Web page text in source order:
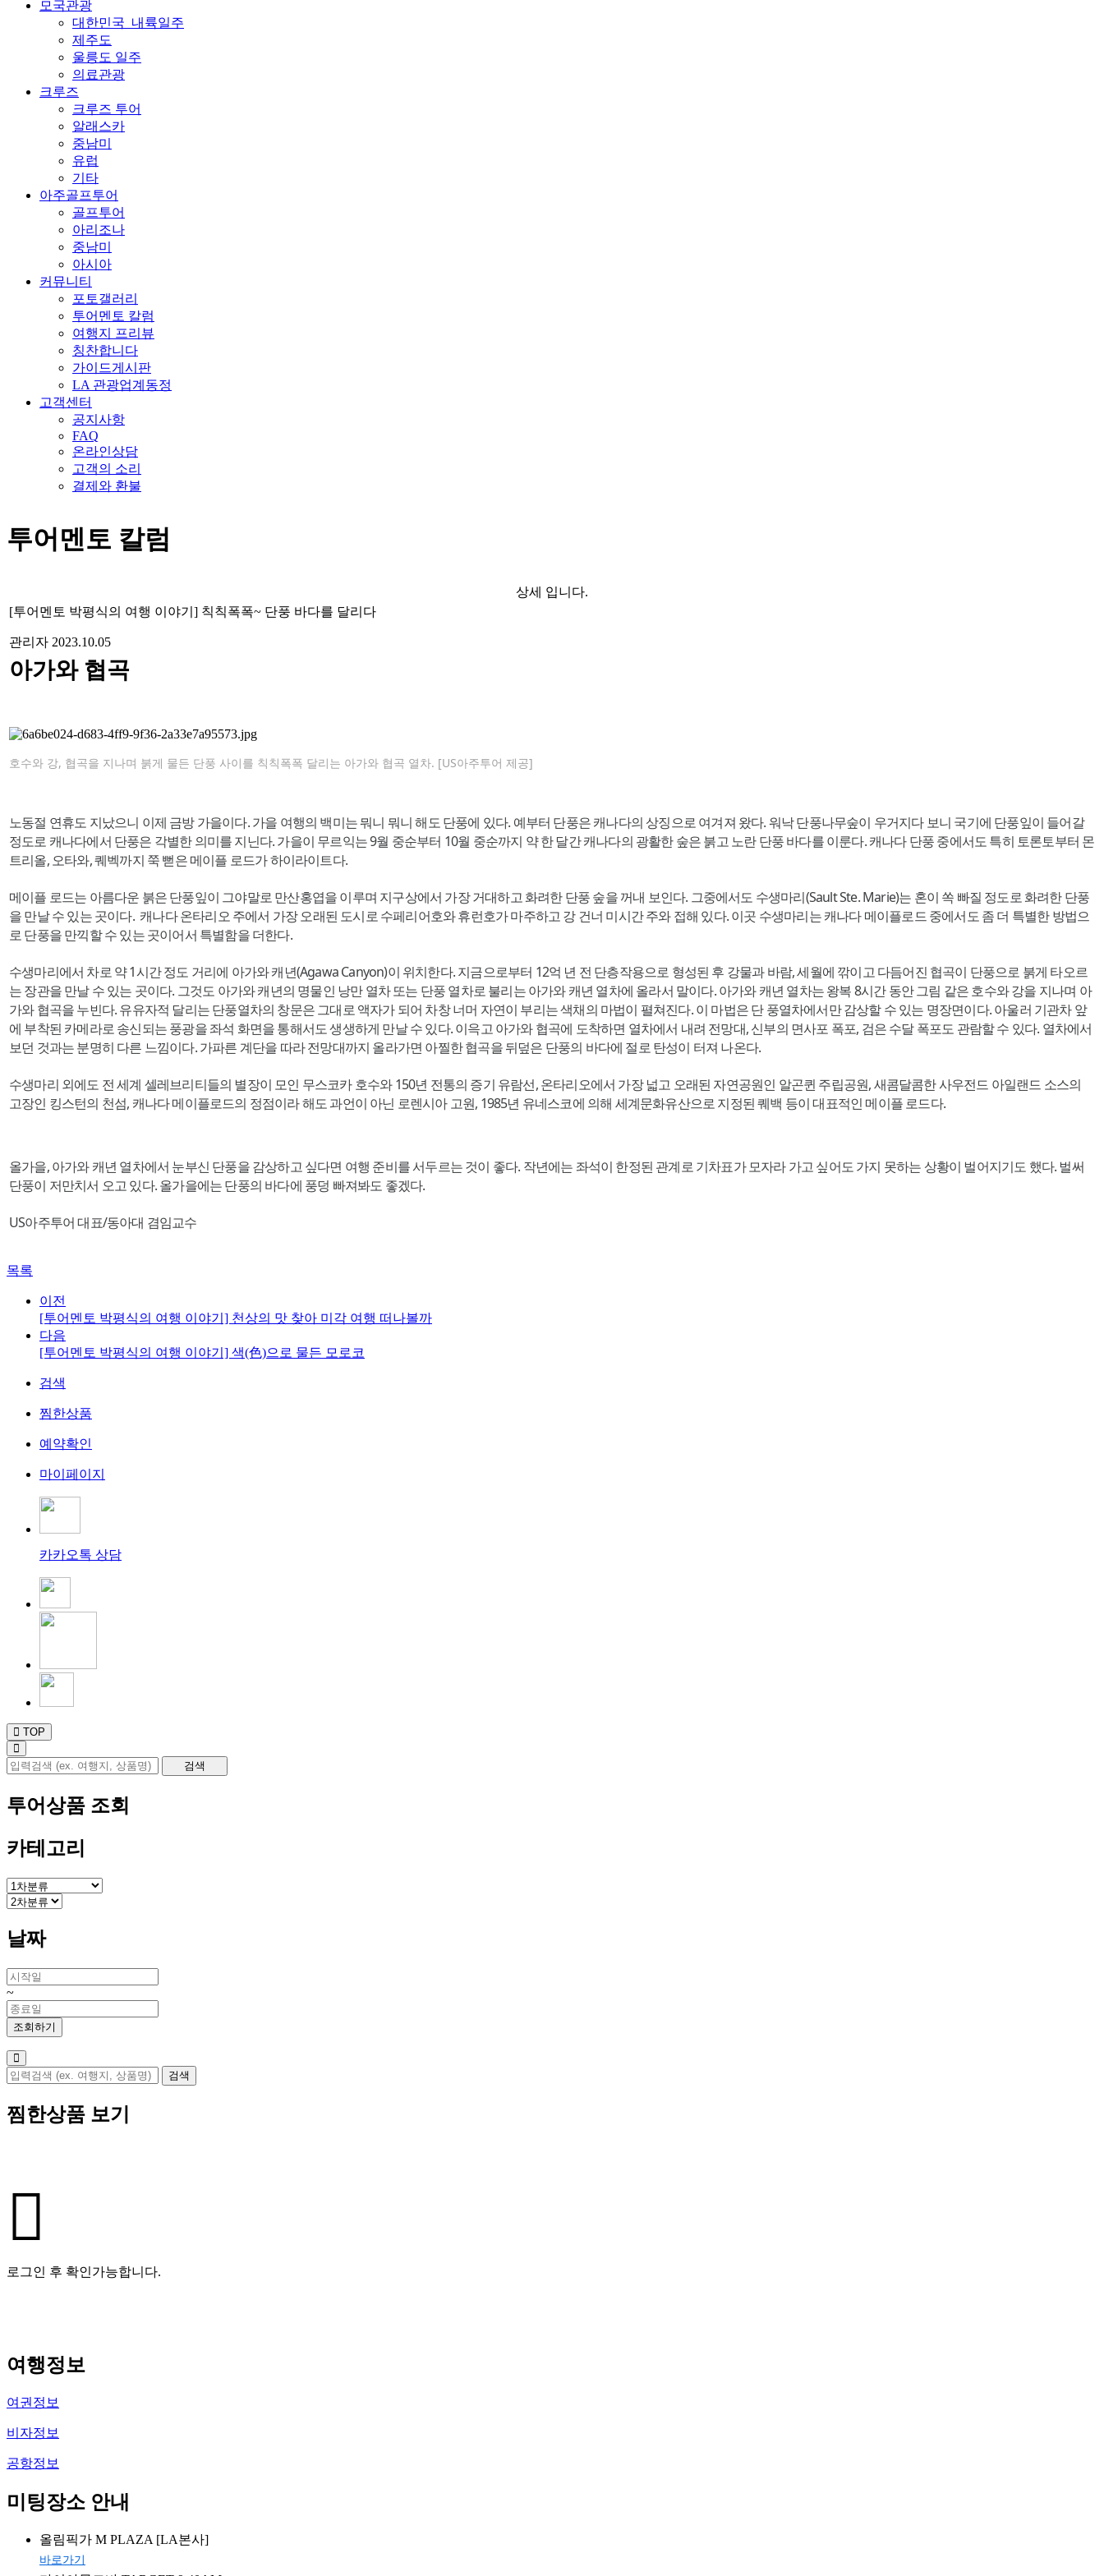
모국관광
대한민국_내륙일주
제주도
울릉도 일주
의료관광
크루즈
크루즈 투어
알래스카
중남미
유럽
기타
아주골프투어
골프투어
아리조나
중남미
아시아
커뮤니티
포토갤러리
투어멘토 칼럼
여행지 프리뷰
칭찬합니다
가이드게시판
LA 관광업계동정
고객센터
공지사항
FAQ
온라인상담
고객의 소리
결제와 환불
투어멘토 칼럼
상세 입니다.
[투어멘토 박평식의 여행 이야기] 칙칙폭폭~ 단풍 바다를 달리다
관리자 2023.10.05
아가와 협곡
호수와 강, 협곡을 지나며 붉게 물든 단풍 사이를 칙칙폭폭 달리는 아가와 협곡 열차. [US아주투어 제공]
노동절 연휴도 지났으니 이제 금방 가을이다. 가을 여행의 백미는 뭐니 뭐니 해도 단풍에 있다. 예부터 단풍은 캐나다의 상징으로 여겨져 왔다. 워낙 단풍나무숲이 우거지다 보니 국기에 단풍잎이 들어갈
정도로 캐나다에서 단풍은 각별한 의미를 지닌다. 가을이 무르익는 9월 중순부터 10월 중순까지 약 한 달간 캐나다의 광활한 숲은 붉고 노란 단풍 바다를 이룬다. 캐나다 단풍 중에서도 특히 토론토부터 몬
트리올, 오타와, 퀘벡까지 쭉 뻗은 메이플 로드가 하이라이트다.
메이플 로드는 아름다운 붉은 단풍잎이 그야말로 만산홍엽을 이루며 지구상에서 가장 거대하고 화려한 단풍 숲을 꺼내 보인다. 그중에서도 수생마리(Sault Ste. Marie)는 혼이 쏙 빠질 정도로 화려한 단풍
을 만날 수 있는 곳이다. 캐나다 온타리오 주에서 가장 오래된 도시로 수페리어호와 휴런호가 마주하고 강 건너 미시간 주와 접해 있다. 이곳 수생마리는 캐나다 메이플로드 중에서도 좀 더 특별한 방법으
로 단풍을 만끽할 수 있는 곳이어서 특별함을 더한다.
수생마리에서 차로 약 1시간 정도 거리에 아가와 캐년(Agawa Canyon)이 위치한다. 지금으로부터 12억 년 전 단층작용으로 형성된 후 강물과 바람, 세월에 깎이고 다듬어진 협곡이 단풍으로 붉게 타오르
는 장관을 만날 수 있는 곳이다. 그것도 아가와 캐년의 명물인 낭만 열차 또는 단풍 열차로 불리는 아가와 캐년 열차에 올라서 말이다. 아가와 캐년 열차는 왕복 8시간 동안 그림 같은 호수와 강을 지나며 아
가와 협곡을 누빈다. 유유자적 달리는 단풍열차의 창문은 그대로 액자가 되어 차창 너머 자연이 부리는 색채의 마법이 펼쳐진다. 이 마법은 단 풍열차에서만 감상할 수 있는 명장면이다. 아울러 기관차 앞
에 부착된 카메라로 송신되는 풍광을 좌석 화면을 통해서도 생생하게 만날 수 있다. 이윽고 아가와 협곡에 도착하면 열차에서 내려 전망대, 신부의 면사포 폭포, 검은 수달 폭포도 관람할 수 있다. 열차에서
보던 것과는 분명히 다른 느낌이다. 가파른 계단을 따라 전망대까지 올라가면 아찔한 협곡을 뒤덮은 단풍의 바다에 절로 탄성이 터져 나온다.
수생마리 외에도 전 세계 셀레브리티들의 별장이 모인 무스코카 호수와 150년 전통의 증기 유람선, 온타리오에서 가장 넓고 오래된 자연공원인 알곤퀸 주립공원, 새콤달콤한 사우전드 아일랜드 소스의
고장인 킹스턴의 천섬, 캐나다 메이플로드의 정점이라 해도 과언이 아닌 로렌시아 고원, 1985년 유네스코에 의해 세계문화유산으로 지정된 퀘백 등이 대표적인 메이플 로드다.
올가을, 아가와 캐년 열차에서 눈부신 단풍을 감상하고 싶다면 여행 준비를 서두르는 것이 좋다. 작년에는 좌석이 한정된 관계로 기차표가 모자라 가고 싶어도 가지 못하는 상황이 벌어지기도 했다. 벌써
단풍이 저만치서 오고 있다. 올가을에는 단풍의 바다에 풍덩 빠져봐도 좋겠다.
US아주투어 대표/동아대 겸임교수
목록
이전
[투어멘토 박평식의 여행 이야기] 천상의 맛 찾아 미각 여행 떠나볼까
다음
[투어멘토 박평식의 여행 이야기] 색(色)으로 물든 모로코
검색
찜한상품
예약확인
마이페이지
카카오톡 상담
TOP
투어상품 조회
카테고리
날짜
~
찜한상품 보기
로그인 후 확인가능합니다.
여행정보
여권정보
비자정보
공항정보
미팅장소 안내
올림픽가 M PLAZA [LA본사]
바로가기